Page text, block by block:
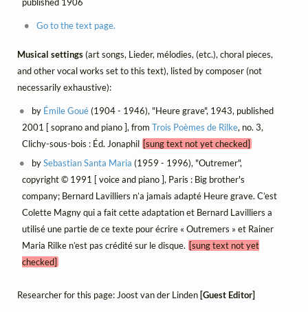
Go to the text page.
Musical settings(art songs, Lieder, mélodies, (etc.), choral pieces,
and other vocal works set to this text), listed by composer (not
necessarily exhaustive):
by Émile Goué(1904 - 1946), "Heure grave", 1943, published
2001 [ soprano and piano ], from Trois Poèmes de Rilke, no. 3,
Clichy-sous-bois : Éd. Jonaphil [sung text not yet checked]
bySebastian Santa Maria (1959 - 1996), "Outremer",
copyright © 1991 [ voice and piano ], Paris : Big brother's
company; Bernard Lavilliers n’a jamais adapté Heure grave. C’est
Colette Magny qui a fait cette adaptation et Bernard Lavilliers a
utilisé une partie de ce texte pour écrire « Outremers » et Rainer
Maria Rilke n’est pas crédité sur le disque. [sung text not yet
checked]
Researcher for this page: Joost van der Linden [Guest Editor]